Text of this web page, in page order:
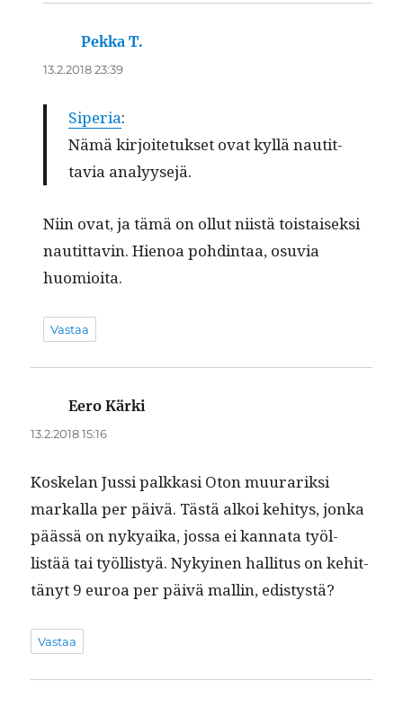
Pekka T.
13.2.2018 23:39
Siperia:
Nämä kir­joite­tuk­set ovat kyl­lä nau­tit­
tavia analyysejä.
Niin ovat, ja tämä on ollut niistä tois­taisek­si
nau­tit­tavin. Hienoa pohd­in­taa, osu­via
huomioita.
Vastaa
Eero Kärki
13.2.2018 15:16
Koske­lan Jus­si palkkasi Oton muu­rarik­si
markalla per päivä. Tästä alkoi kehi­tys, jon­ka
päässä on nykyai­ka, jos­sa ei kan­na­ta työl­
listää tai työl­listyä. Nykyi­nen hal­li­tus on kehit­
tänyt 9 euroa per päivä mallin, edistystä?
Vastaa